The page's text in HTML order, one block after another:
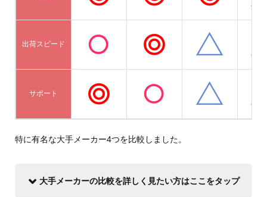
出荷スピード
サポート
特に有名な大手メーカー4つを比較しました。
大手メーカーの比較を詳しく見たい方はここをタップ